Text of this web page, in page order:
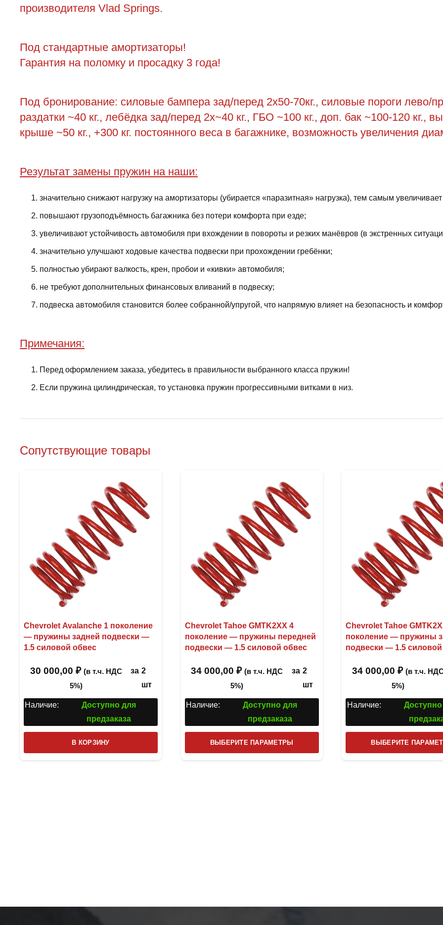
производителя Vlad Springs.
Под стандартные амортизаторы!
Гарантия на поломку и просадку 3 года!
Под бронирование: силовые бампера зад/перед 2х50-70кг., силовые пороги лево/
раздатки ~40 кг., лебёдка зад/перед 2х~40 кг., ГБО ~100 кг., доп. бак ~100-120 кг.,
крыше ~50 кг., +300 кг. постоянного веса в багажнике, возможность увеличения
Результат замены пружин на наши:
значительно снижают нагрузку на амортизаторы (убирается «паразитная» нагрузка), тем самым
повышают грузоподъёмность багажника без потери комфорта при езде;
увеличивают устойчивость автомобиля при вхождении в повороты и резких манёвров (в экстренных
значительно улучшают ходовые качества подвески при прохождении гребёнки;
полностью убирают валкость, крен, пробои и «кивки» автомобиля;
не требуют дополнительных финансовых вливаний в подвеску;
подвеска автомобиля становится более собранной/упругой, что напрямую влияет на безопасность и
Примечания:
Перед оформлением заказа, убедитесь в правильности выбранного класса пружин!
Если пружина цилиндрическая, то установка пружин прогрессивными витками в низ.
Сопутствующие товары
Chevrolet Avalanche 1 поколение
— пружины задней подвески —
1.5 силовой обвес
30 000,00 ₽ (в т.ч. НДС
5%)
за 2
шт
Наличие:
Доступно для
предзаказа
В КОРЗИНУ
Chevrolet Tahoe GMTK2XX 4
поколение — пружины передней
подвески — 1.5 силовой обвес
34 000,00₽ (в т.ч. НДС
5%)
за 2
шт
Наличие:
Доступно для
предзаказа
ВЫБЕРИТЕ ПАРАМЕТРЫ
товар
Chevrolet Tahoe
поколение — пружины
подвески — 1.5
34 000,00 ₽ (в т.ч.
5%)
Наличие:
ВЫБЕРИТЕ